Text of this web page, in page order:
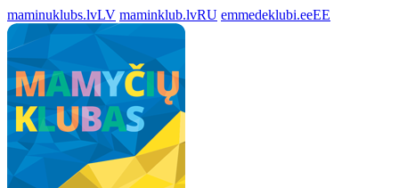
maminuklubs.lvLV maminklub.lvRU emmedeklubi.eeEE